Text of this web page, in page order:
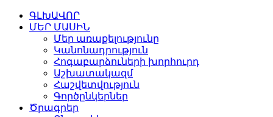
ԳԼԽԱՎՈՐ
ՄԵՐ ՄԱՍԻՆ
Մեր առաքելությունը
Կանոնադրություն
Հոգաբարձուների խորհուրդ
Աշխատակազմ
Հաշվետվություն
Գործընկերներ
Ծրագրեր